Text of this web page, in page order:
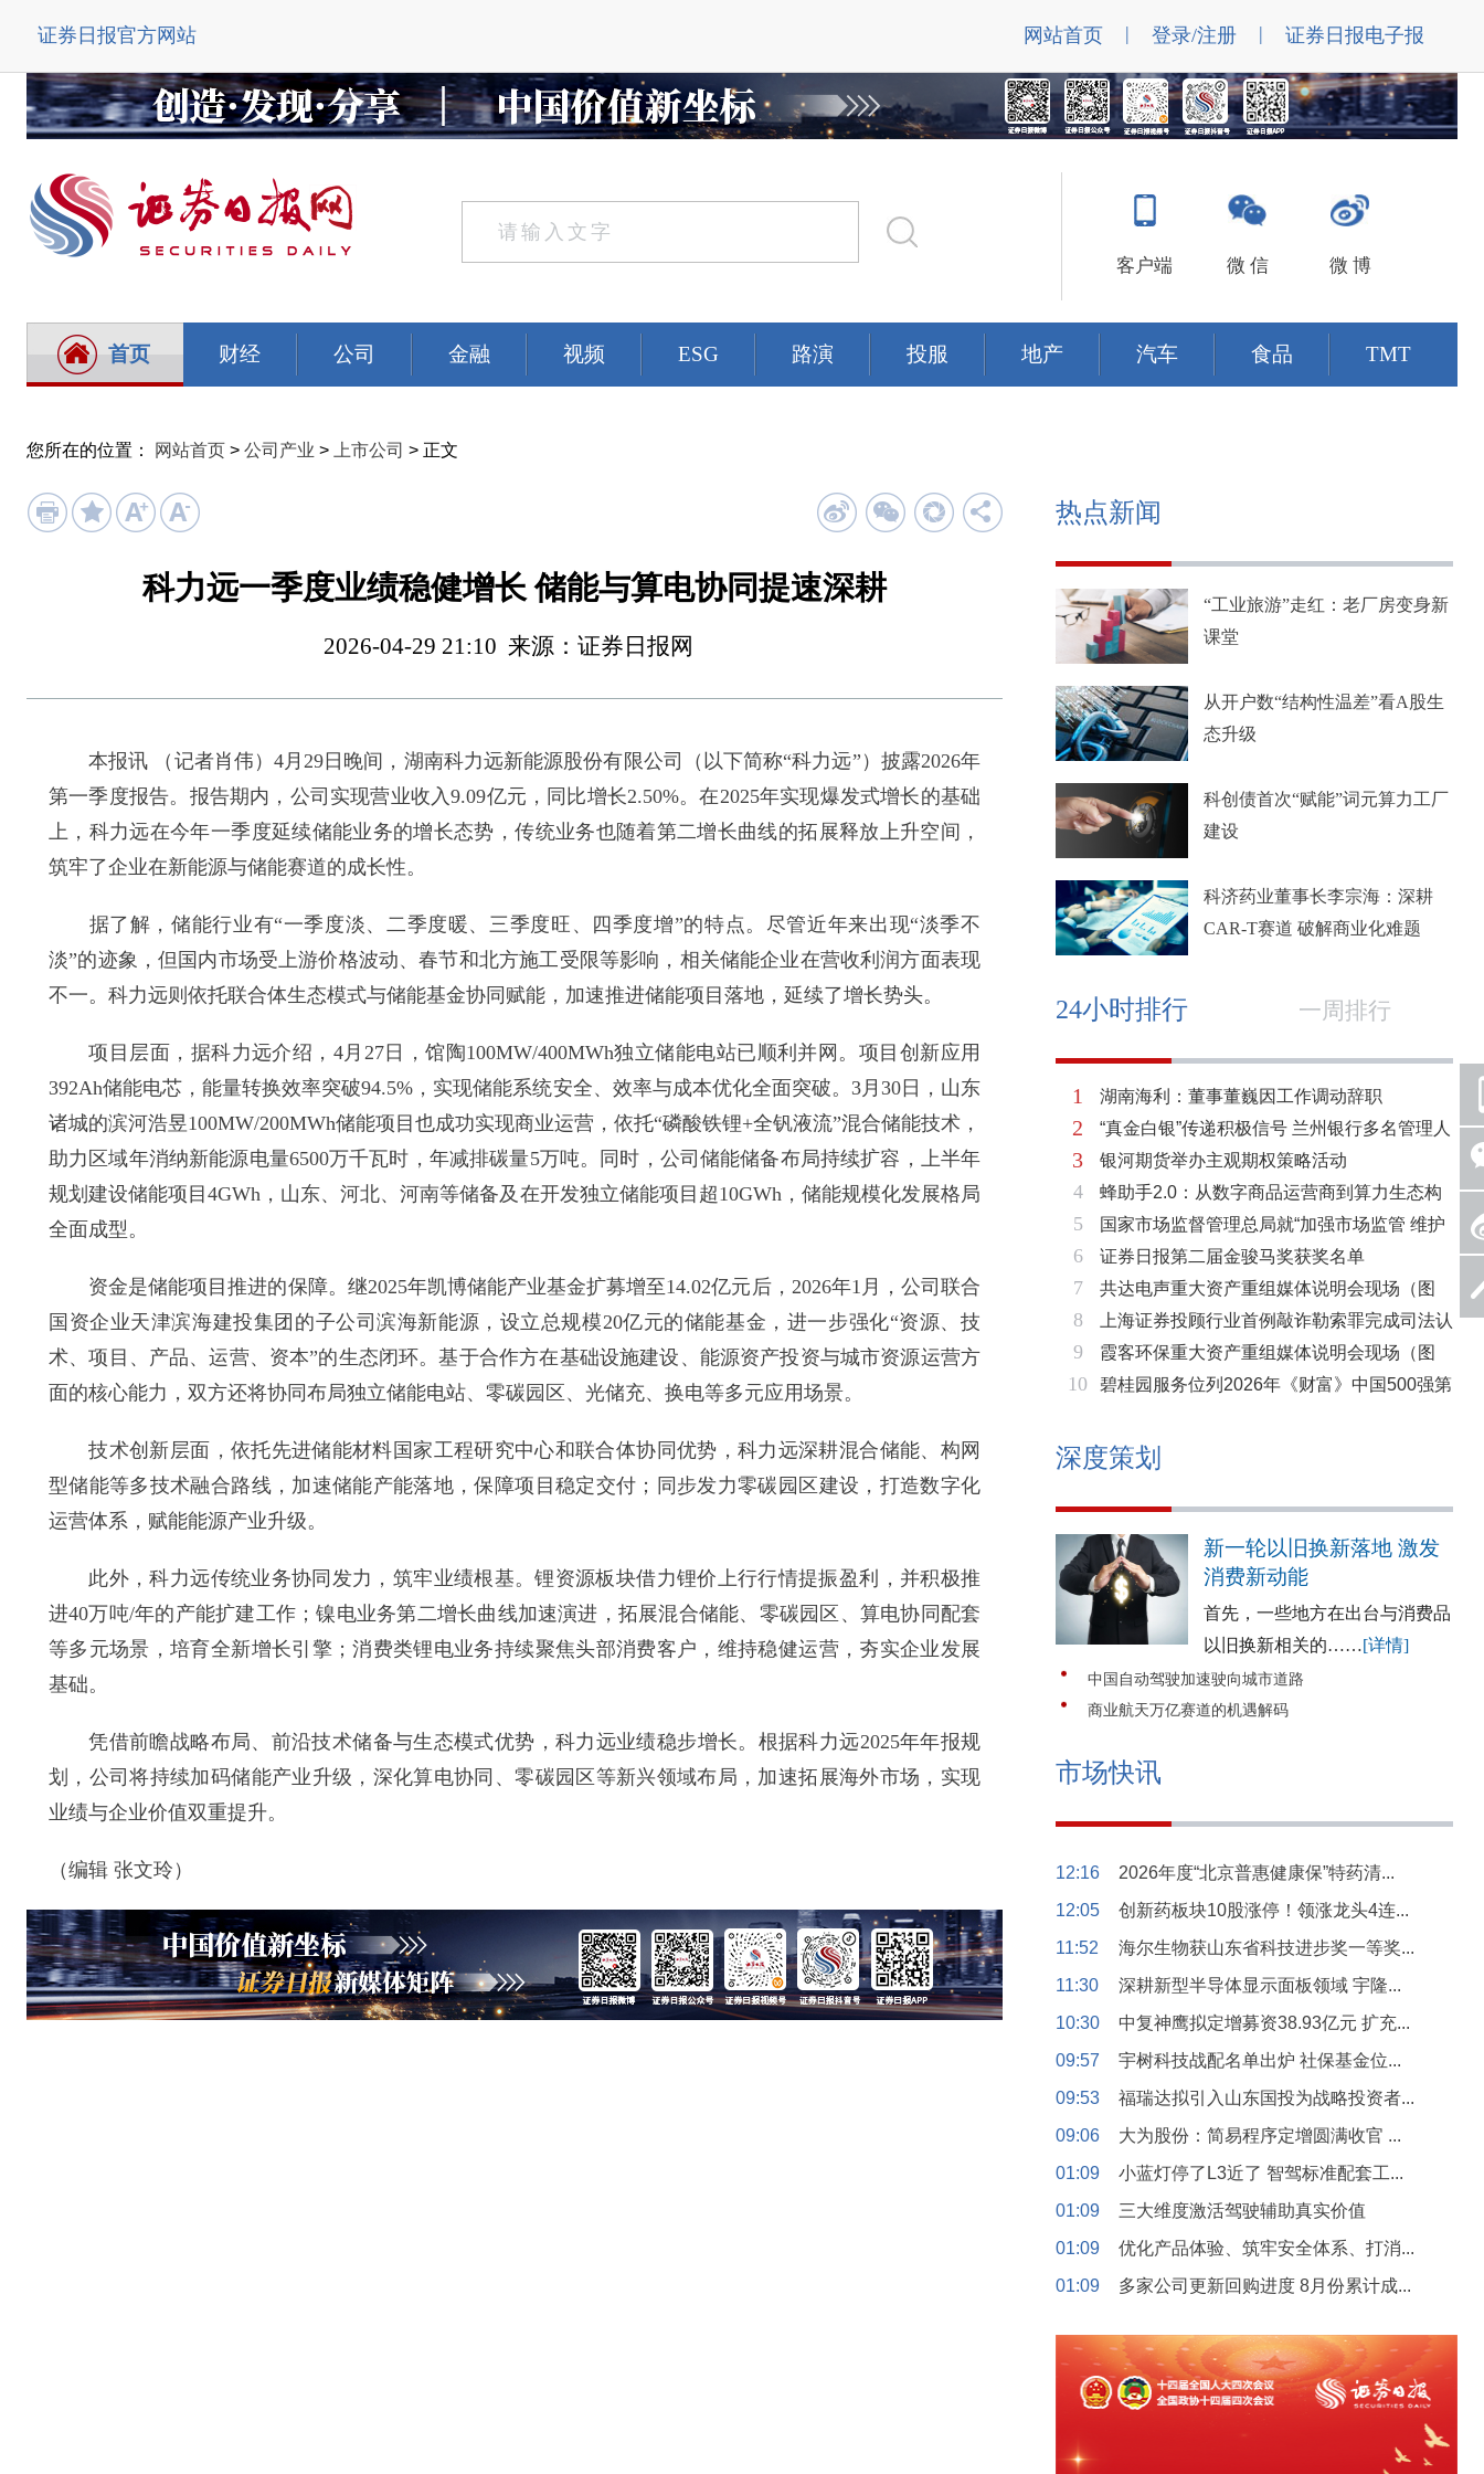
证券日报官方网站 网站首页 | 登录/注册 | 证券日报电子报
客户端 微 信 微 博
首页 财经 公司 金融 视频 ESG 路演 投服 地产 汽车 食品 TMT
您所在的位置： 网站首页 > 公司产业 > 上市公司 > 正文
科力远一季度业绩稳健增长 储能与算电协同提速深耕
2026-04-29 21:10 来源：证券日报网
本报讯 （记者肖伟）4月29日晚间，湖南科力远新能源股份有限公司（以下简称“科力远”）披露2026年
第一季度报告。报告期内，公司实现营业收入9.09亿元，同比增长2.50%。在2025年实现爆发式增长的基础
上，科力远在今年一季度延续储能业务的增长态势，传统业务也随着第二增长曲线的拓展释放上升空间，
筑牢了企业在新能源与储能赛道的成长性。
据了解，储能行业有“一季度淡、二季度暖、三季度旺、四季度增”的特点。尽管近年来出现“淡季不
淡”的迹象，但国内市场受上游价格波动、春节和北方施工受限等影响，相关储能企业在营收利润方面表现
不一。科力远则依托联合体生态模式与储能基金协同赋能，加速推进储能项目落地，延续了增长势头。
项目层面，据科力远介绍，4月27日，馆陶100MW/400MWh独立储能电站已顺利并网。项目创新应用
392Ah储能电芯，能量转换效率突破94.5%，实现储能系统安全、效率与成本优化全面突破。3月30日，山东
诸城的滨河浩昱100MW/200MWh储能项目也成功实现商业运营，依托“磷酸铁锂+全钒液流”混合储能技术，
助力区域年消纳新能源电量6500万千瓦时，年减排碳量5万吨。同时，公司储能储备布局持续扩容，上半年
规划建设储能项目4GWh，山东、河北、河南等储备及在开发独立储能项目超10GWh，储能规模化发展格局
全面成型。
资金是储能项目推进的保障。继2025年凯博储能产业基金扩募增至14.02亿元后，2026年1月，公司联合
国资企业天津滨海建投集团的子公司滨海新能源，设立总规模20亿元的储能基金，进一步强化“资源、技
术、项目、产品、运营、资本”的生态闭环。基于合作方在基础设施建设、能源资产投资与城市资源运营方
面的核心能力，双方还将协同布局独立储能电站、零碳园区、光储充、换电等多元应用场景。
技术创新层面，依托先进储能材料国家工程研究中心和联合体协同优势，科力远深耕混合储能、构网
型储能等多技术融合路线，加速储能产能落地，保障项目稳定交付；同步发力零碳园区建设，打造数字化
运营体系，赋能能源产业升级。
此外，科力远传统业务协同发力，筑牢业绩根基。锂资源板块借力锂价上行行情提振盈利，并积极推
进40万吨/年的产能扩建工作；镍电业务第二增长曲线加速演进，拓展混合储能、零碳园区、算电协同配套
等多元场景，培育全新增长引擎；消费类锂电业务持续聚焦头部消费客户，维持稳健运营，夯实企业发展
基础。
凭借前瞻战略布局、前沿技术储备与生态模式优势，科力远业绩稳步增长。根据科力远2025年年报规
划，公司将持续加码储能产业升级，深化算电协同、零碳园区等新兴领域布局，加速拓展海外市场，实现
业绩与企业价值双重提升。
（编辑 张文玲）
热点新闻
“工业旅游”走红：老厂房变身新
课堂
从开户数“结构性温差”看A股生
态升级
科创债首次“赋能”词元算力工厂
建设
科济药业董事长李宗海：深耕
CAR-T赛道 破解商业化难题
24小时排行 一周排行
1
2
3
4
5
6
7
8
9
10
湖南海利：董事董巍因工作调动辞职
“真金白银”传递积极信号 兰州银行多名管理人
员拟增持公司股份不低于600万元
银河期货举办主观期权策略活动
蜂助手2.0：从数字商品运营商到算力生态构
建者的跃迁
国家市场监督管理总局就“加强市场监管 维护
市场秩序”答记者问
证券日报第二届金骏马奖获奖名单
共达电声重大资产重组媒体说明会现场（图
片）
上海证券投顾行业首例敲诈勒索罪完成司法认
定 司法机关重拳打击“职业索赔人”
霞客环保重大资产重组媒体说明会现场（图
片）
碧桂园服务位列2026年《财富》中国500强第
深度策划
新一轮以旧换新落地 激发
消费新动能
首先，一些地方在出台与消费品
以旧换新相关的……[详情]
中国自动驾驶加速驶向城市道路
商业航天万亿赛道的机遇解码
市场快讯
12:16
2026年度“北京普惠健康保”特药清...
12:05
创新药板块10股涨停！领涨龙头4连...
11:52
海尔生物获山东省科技进步奖一等奖...
11:30
深耕新型半导体显示面板领域 宇隆...
10:30
中复神鹰拟定增募资38.93亿元 扩充...
09:57
宇树科技战配名单出炉 社保基金位...
09:53
福瑞达拟引入山东国投为战略投资者...
09:06
大为股份：简易程序定增圆满收官 ...
01:09
小蓝灯停了L3近了 智驾标准配套工...
01:09
三大维度激活驾驶辅助真实价值
01:09
优化产品体验、筑牢安全体系、打消...
01:09
多家公司更新回购进度 8月份累计成...